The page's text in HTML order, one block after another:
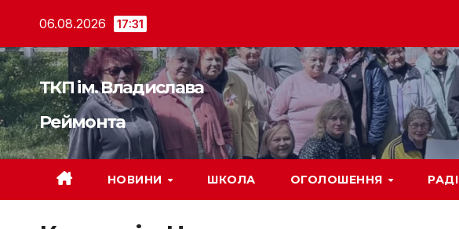
вмісту
06.08.2026 17:31
ТКП ім. Владислава
Реймонта
НОВИНИ ШКОЛА ОГОЛОШЕННЯ